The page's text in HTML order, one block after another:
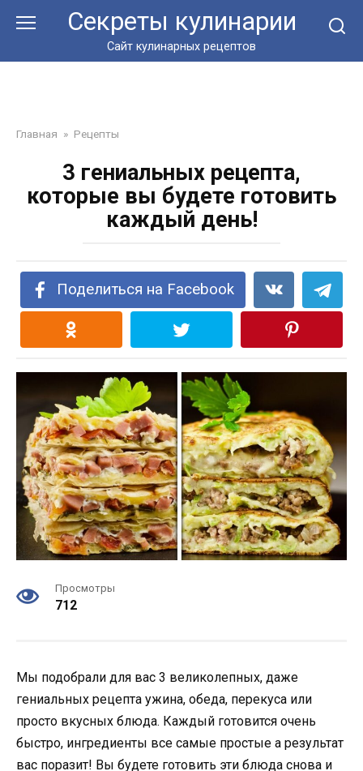
Секреты кулинарии
Сайт кулинарных рецептов
Главная » Рецепты
3 гениальных рецепта,
которые вы будете готовить
каждый день!
Поделиться на Facebook
Просмотры
712
Мы подобрали для вас 3 великолепных, даже
гениальных рецепта ужина, обеда, перекуса или
просто вкусных блюда. Каждый готовится очень
быстро, ингредиенты все самые простые а результат
вас поразит! Вы будете готовить эти блюда снова и